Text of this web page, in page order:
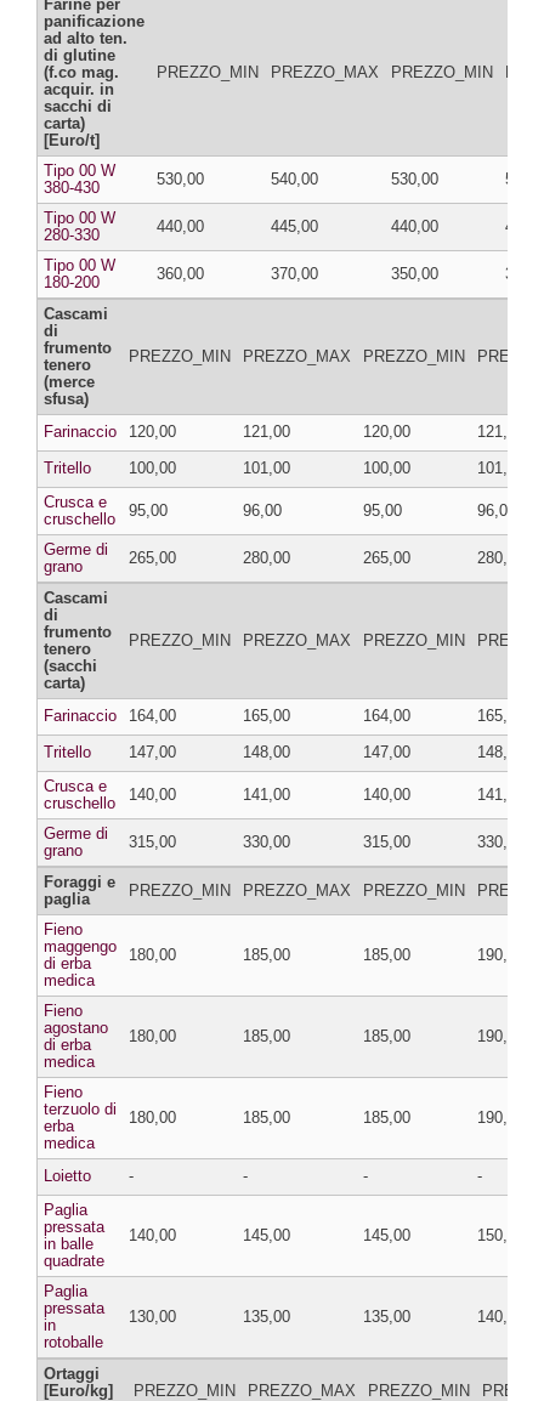
Farine per
panificazione
ad alto ten.
di glutine
(f.co mag.
acquir. in
sacchi di
carta)
[Euro/t]
PREZZO_MIN PREZZO_MAX PREZZO_MIN
Tipo 00 W
380-430
530,00 540,00 530,00
Tipo 00 W
280-330
440,00 445,00 440,00
Tipo 00 W
180-200
360,00 370,00 350,00
Cascami
di
frumento
tenero
(merce
sfusa)
PREZZO_MIN PREZZO_MAX PREZZO_MIN
Farinaccio 120,00 121,00 120,00
121,00
Tritello
100,00 101,00 100,00
101,00
Crusca e
cruschello
95,00 96,00 95,00 96,00
Germe di
grano
265,00 280,00 265,00 280,00
Cascami
di
frumento
tenero
(sacchi
carta)
PREZZO_MIN PREZZO_MAX PREZZO_MIN
Farinaccio 164,00 165,00 164,00
165,00
Tritello
147,00 148,00 147,00
148,00
Crusca e
cruschello
140,00 141,00 140,00 141,00
Germe di
grano
315,00 330,00 315,00 330,00
Foraggi e
paglia
PREZZO_MIN PREZZO_MAX PREZZO_MIN
Fieno
maggengo
di erba
medica
180,00 185,00 185,00 190,00
Fieno
agostano
di erba
medica
180,00 185,00 185,00 190,00
Fieno
terzuolo di
erba
medica
180,00 185,00 185,00 190,00
Loietto - - -
-
Paglia
pressata
in balle
quadrate
140,00 145,00 145,00 150,00
Paglia
pressata
in
rotoballe
130,00 135,00 135,00 140,00
Ortaggi
[Euro/kg]
PREZZO_MIN PREZZO_MAX PREZZO_MIN